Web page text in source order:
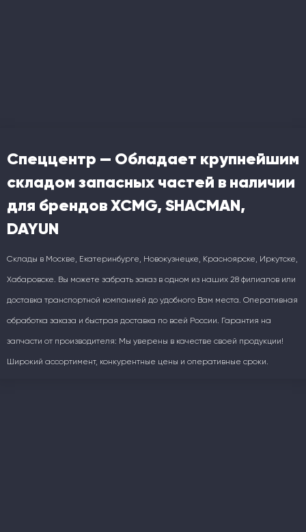
Спеццентр — Обладает крупнейшим
складом запасных частей в наличии
для брендов XCMG, SHACMAN,
DAYUN
Склады в Москве, Екатеринбурге, Новокузнецке, Красноярске, Иркутске,
Хабаровске. Вы можете забрать заказ в одном из наших 28 филиалов или
доставка транспортной компанией до удобного Вам места. Оперативная
обработка заказа и быстрая доставка по всей России. Гарантия на
запчасти от производителя: Мы уверены в качестве своей продукции!
Широкий ассортимент, конкурентные цены и оперативные сроки.